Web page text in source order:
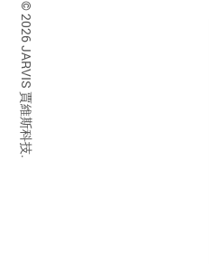
© 2026 JARVIS 賈維斯科技.